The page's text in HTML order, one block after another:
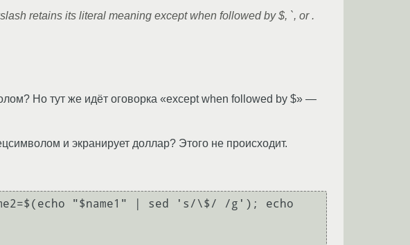
retains its literal meaning except when followed by $, `, or .
Но тут же идёт оговорка «except when followed by $» —
и экранирует доллар? Этого не происходит.
"$name1" | sed 's/\$/ /g'); echo